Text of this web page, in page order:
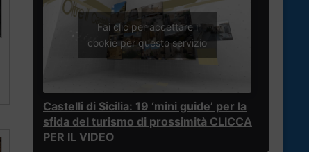
Fai clic per accettare i
cookie per questo servizio
Castelli di Sicilia: 19 ‘mini guide’ per la
sfida del turismo di prossimità CLICCA
PER IL VIDEO